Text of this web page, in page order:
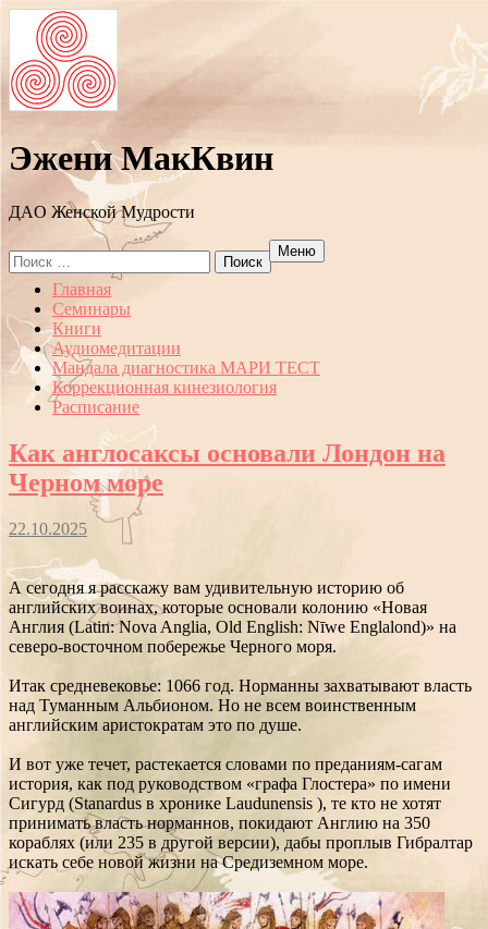
Эжени МакКвин
ДAO Женской Мудрости
Search
for:
Меню
Перейти
содержанию
Главная
Семинары
Книги
Аудиомедитации
Мандала диагностика МАРИ ТЕСТ
Коррекционная кинезиология
Расписание
Как англосаксы основали Лондон на
Черном море
22.10.2025
А сегодня я расскажу вам удивительную историю об
английских воинах, которые основали колонию «Новая
Англия (Latin: Nova Anglia, Old English: Nīwe Englalond)» на
северо-восточном побережье Черного моря.
Итак средневековье: 1066 год. Норманны захватывают власть
над Туманным Альбионом. Но не всем воинственным
английским аристократам это по душе.
И вот уже течет, растекается словами по преданиям-сагам
история, как под руководством «графа Глостера» по имени
Сигурд (Stanardus в хронике Laudunensis ), те кто не хотят
принимать власть норманнов, покидают Англию на 350
кораблях (или 235 в другой версии), дабы проплыв Гибралтар
искать себе новой жизни на Средиземном море.